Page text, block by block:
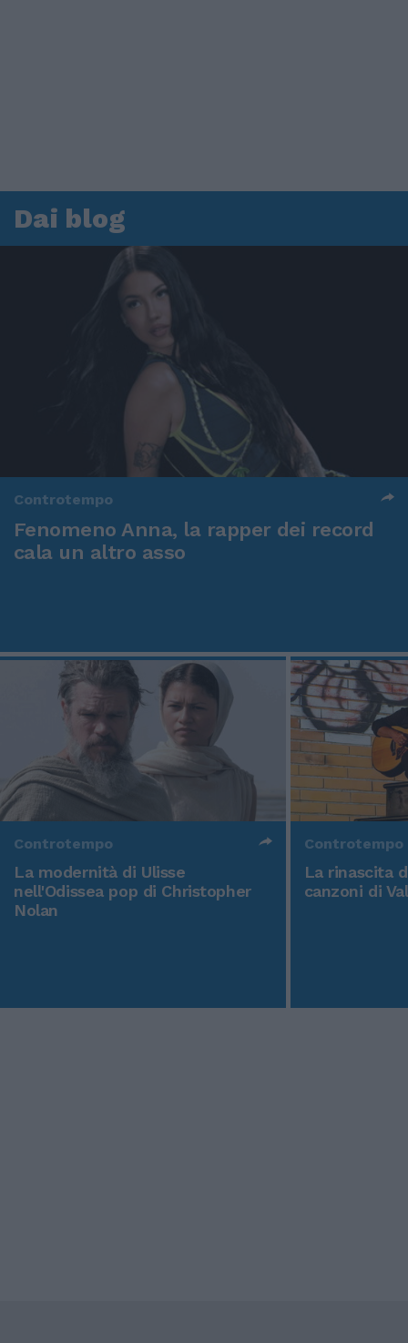
Dai blog
Controtempo
Fenomeno Anna, la rapper dei record
cala un altro asso
Controtempo
La modernità di Ulisse
nell'Odissea pop di Christopher
Nolan
Controtempo
La rinascita
canzoni di